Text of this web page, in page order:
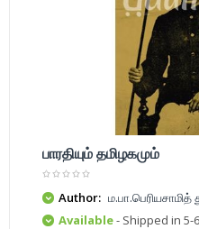
பாரதியும் தமிழகமும்
Author: ம.பா.பெரியசாமித்
Available- Shipped in